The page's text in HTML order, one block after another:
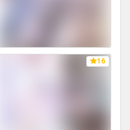
16